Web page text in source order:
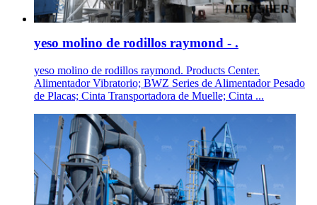
yeso molino de rodillos raymond - .
yeso molino de rodillos raymond. Products Center.
Alimentador Vibratorio; BWZ Series de Alimentador Pesado
de Placas; Cinta Transportadora de Muelle; Cinta ...